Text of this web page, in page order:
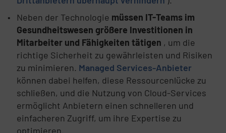
Neben der Technologie müssen IT-Teams im
Gesundheitswesen größere Investitionen in
Mitarbeiter und Fähigkeiten tätigen , um die
richtige Sicherheit zu gewährleisten und Risiken
zu minimieren. Managed Services-Anbieter
können dabei helfen, diese Ressourcenlücke zu
schließen, und die Nutzung von Cloud-Services
ermöglicht Anbietern einen schnelleren und
einfacheren Zugriff, um ihre Expertise zu
optimieren.